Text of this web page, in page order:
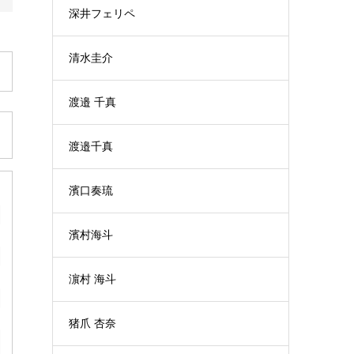
深井フェリペ
清水圭介
渡邉 千真
渡邉千真
濱口奏琉
濱村海斗
濵村 海斗
猪爪 杏奈